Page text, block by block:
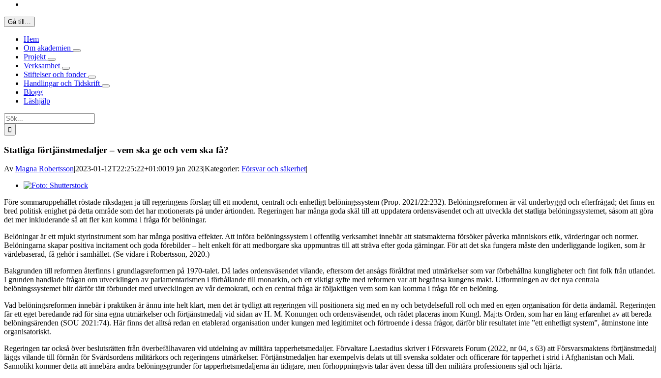
Gå till…
Hem
Om akademien
Projekt
Verksamhet
Stiftelser och fonder
Handlingar och Tidskrift
Blogg
Läshjälp
Sök
efter:
Statliga förtjänstmedaljer – vem ska ge och vem ska få?
Av Magna Robertsson|2023-01-12T22:25:22+01:0019 jan 2023|Kategorier: Försvar och säkerhet|
Visa
bild
Före sommaruppehållet röstade riksdagen ja till regeringens förslag till ett modernt, centralt och enhetligt belöningssystem (Prop. 2021/22:232). Belöningsreformen är väl underbyggd och efterfrågad; det finns en
bred politisk enighet på detta område som det har motionerats på under årtionden. Regeringen har många goda skäl till att uppdatera ordensväsendet och att utveckla det statliga belöningssystemet, såsom att göra
det mer inkluderande så att fler kan komma i fråga för belöningar.
Belöningar är ett mjukt styrinstrument som har många positiva effekter. Att införa belöningssystem i offentlig verksamhet innebär att statsmakterna försöker påverka människors etik, värderingar och normer.
Belöningarna skapar positiva incitament och goda förebilder – helt enkelt för att medborgare ska uppmuntras till att sträva efter goda gärningar. För att det ska fungera måste den underliggande logiken, som är
värdebaserad, få gehör i samhället. (Se vidare i Robertsson, 2020.)
Bakgrunden till reformen återfinns i grundlagsreformen på 1970-talet. Då lades ordensväsendet vilande, eftersom det ansågs föråldrat med utmärkelser som var förbehållna kungligheter och fint folk från utlandet.
I grunden handlade frågan om utvecklingen av parlamentarismen i förhållande till monarkin, och ett viktigt syfte med reformen var att begränsa kungens makt. Utformningen av det nya centrala
belöningssystemet blir därför tätt förbundet med utvecklingen av vår demokrati, och en central fråga är följaktligen vem som kan komma i fråga för en belöning.
Vad belöningsreformen innebär i praktiken är ännu inte helt klart, men det är tydligt att regeringen vill positionera sig med en ny och betydelsefull roll och med en egen organisation för detta ändamål. Regeringen
får ett eget beredande råd för sina egna utmärkelser och förtjänstmedalj vid sidan av H. M. Konungen och ordensväsendet, och rådet placeras inom Kungl. Maj:ts Orden, som har en lång erfarenhet av att bereda
belöningsärenden (SOU 2021:74). Här finns det alltså redan en etablerad organisation under kungen med legitimitet och förtroende i dessa frågor, därför blir resultatet inte ”ett enhetligt system”, åtminstone inte
organisatoriskt.
Regeringen tar också över beslutsrätten från överbefälhavaren vid utdelning av militära tapperhetsmedaljer. Förvaltare Laestadius skriver i Försvarets Forum (2022, nr 04, s 63) att Försvarsmaktens förtjänstmedalj
läggs vilande till förmån för Svärdsordens militärkors och regeringens utmärkelser. Förtjänstmedaljen har exempelvis delats ut till svenska soldater och officerare för tapperhet i strid i Afghanistan och Mali.
Sannolikt kommer detta att innebära andra belöningsgrunder för tapperhetsmedaljerna än tidigare, men förhoppningsvis talar även dessa till den militära professionens själ och hjärta.